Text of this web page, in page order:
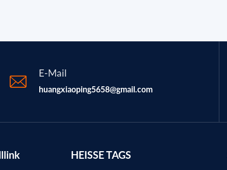
E-Mail
huangxiaoping5658@gmail.com
HEISSE TAGS